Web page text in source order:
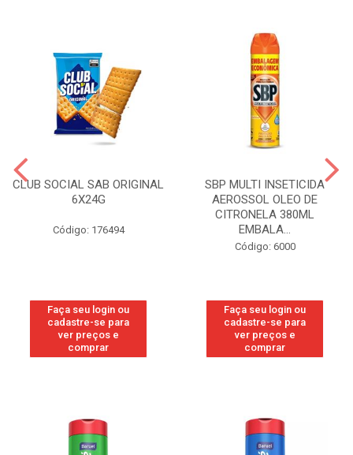
CLUB SOCIAL SAB ORIGINAL
6X24G
Código: 176494
Faça seu login ou
cadastre-se para
ver preços e
comprar
SBP MULTI INSETICIDA
AEROSSOL OLEO DE
CITRONELA 380ML
EMBALA...
Código: 6000
Faça seu login ou
cadastre-se para
ver preços e
comprar